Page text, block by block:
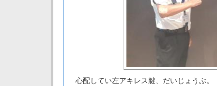
心配してい左アキレス腱、だいじょうぶ。